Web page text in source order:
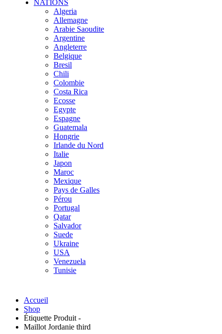
NATIONS
Algeria
Allemagne
Arabie Saoudite
Argentine
Angleterre
Belgique
Bresil
Chili
Colombie
Costa Rica
Ecosse
Egypte
Espagne
Guatemala
Hongrie
Irlande du Nord
Italie
Japon
Maroc
Mexique
Pays de Galles
Pérou
Portugal
Qatar
Salvador
Suede
Ukraine
USA
Venezuela
Tunisie
Accueil
Shop
Étiquette Produit -
Maillot Jordanie third